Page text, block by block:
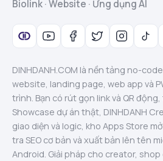
Biolink · Website · Ứng dụng AI
DINHDANH.COM là nền tảng no-
website, landing page, web app và
trình. Bạn có rút gọn link và QR
Showcase dự án thật, DINHDANH
giao diện và logic, kho Apps Store
tra SEO cơ bản và xuất bản lên tên
Android. Giải pháp cho creator,